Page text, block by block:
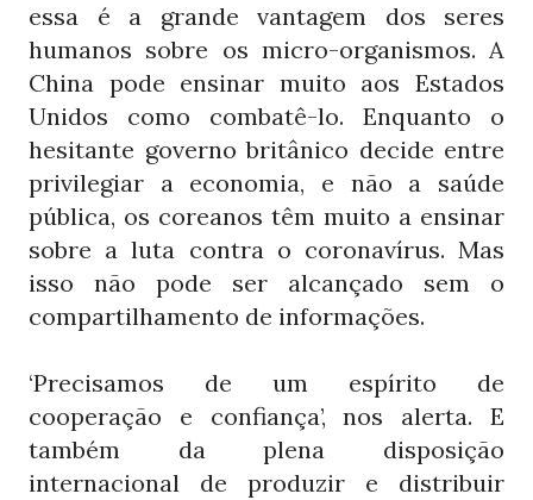
essa é a grande vantagem dos seres
humanos sobre os micro-organismos. A
China pode ensinar muito aos Estados
Unidos como combatê-lo. Enquanto o
hesitante governo britânico decide entre
privilegiar a economia, e não a saúde
pública, os coreanos têm muito a ensinar
sobre a luta contra o coronavírus. Mas
isso não pode ser alcançado sem o
compartilhamento de informações.
‘Precisamos de um espírito de
cooperação e confiança’, nos alerta. E
também da plena disposição
internacional de produzir e distribuir